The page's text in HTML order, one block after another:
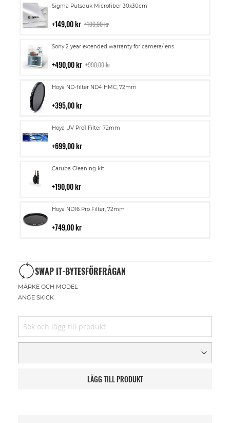
Sigma Putsduk Microfiber 30x30cm
149,00 kr 199,00 kr
Lägg
i
Sony 2 year extended warranty for camera/lens
490,00 kr 990,00 kr
Lägg
i
Hoya ND-filter ND4 HMC, 72mm
395,00 kr
Lägg
i
Hoya UV Pro1 Filter 72mm
699,00 kr
Lägg
i
Caruba Cleaning kit
190,00 kr
Lägg
i
Hoya ND16 Pro Filter, 72mm
749,00 kr
Lägg
i
SWAP IT-BYTESFÖRFRÅGAN
MÄRKE OCH MODEL
ANGE SKICK
LÄGG TILL PRODUKT